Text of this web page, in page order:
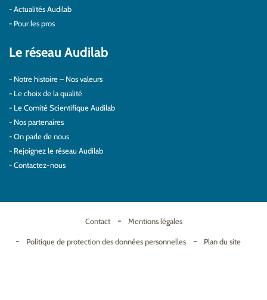
Actualités Audilab
Pour les pros
Le réseau Audilab
Notre histoire – Nos valeurs
Le choix de la qualité
Le Comité Scientifique Audilab
Nos partenaires
On parle de nous
Rejoignez le réseau Audilab
Contactez-nous
Contact Mentions légales
Politique de protection des données personnelles Plan du site